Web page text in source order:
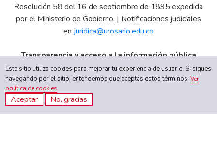
Quiero inscribirme ahora
Resolución 58 del 16 de septiembre de 1895 expedida
por el Ministerio de Gobierno. | Notificaciones judiciales
en juridica@urosario.edu.co
Transparencia y acceso a la información pública
Gobierno Universitario|Proyecto Educativo Institucional
|Informe de Gestión|Boletín Estadístico|Régimen
Tributario
Este sitio utiliza cookies para mejorar tu experiencia de usuario. Si sigues
navegando por el sitio, entendemos que aceptas estos términos.Ver
política de cookies
Aceptar No, gracias